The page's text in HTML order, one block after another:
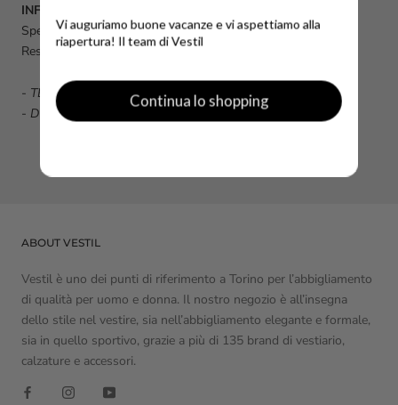
INFO UTILI
Spese di spedizione calcolate al momento dell'acquisto.
Reso disponibile fino a 14 giorni dalla data di consegna.
- TERMINI E CONDIZIONI GENERALI DI VENDITA
- DOMANDE FREQUENTI FAQ
ABOUT VESTIL
Vestil è uno dei punti di riferimento a Torino per l’abbigliamento
di qualità per uomo e donna. Il nostro negozio è all’insegna
dello stile nel vestire, sia nell’abbigliamento elegante e formale,
sia in quello sportivo, grazie a più di 135 brand di vestiario,
calzature e accessori.
Vi auguriamo buone vacanze e vi aspettiamo alla
riapertura! Il team di Vestil
Continua lo shopping